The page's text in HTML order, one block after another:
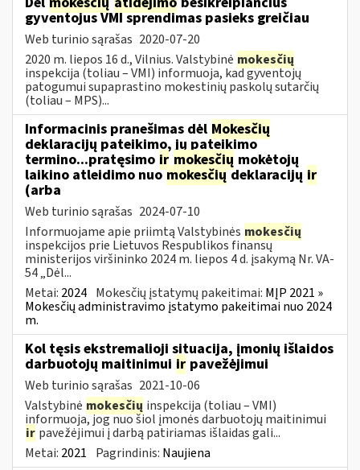
gyventojus VMI sprendimas pasieks greičiau
Web turinio sąrašas 2020-07-20
2020 m. liepos 16 d., Vilnius. Valstybinė mokesčių
inspekcija (toliau – VMI) informuoja, kad gyventojų
patogumui supaprastino mokestinių paskolų sutarčių
(toliau – MPS)...
Informacinis pranešimas dėl Mokesčių
deklaracijų pateikimo, jų pateikimo
termino...pratęsimo ir mokesčių mokėtojų
laikino atleidimo nuomokesčiųdeklaracijų ir
(arba
Web turinio sąrašas 2024-07-10
Informuojame apie priimtą Valstybinės mokesčių
inspekcijos prie Lietuvos Respublikos finansų
ministerijos viršininko 2024 m. liepos 4 d. įsakymą Nr. VA-
54 „Dėl...
Metai: 2024 Mokesčių įstatymų pakeitimai: MĮP 2021 »
Mokesčių administravimo įstatymo pakeitimai nuo 2024
m.
Kol tęsis ekstremalioji situacija, įmonių išlaidos
darbuotojų maitinimui ir pavežėjimui
Web turinio sąrašas 2021-10-06
Valstybinė mokesčių inspekcija (toliau – VMI)
informuoja, jog nuo šiol įmonės darbuotojų maitinimui
ir pavežėjimui į darbą patiriamas išlaidas gali...
Metai: 2021 Pagrindinis: Naujiena